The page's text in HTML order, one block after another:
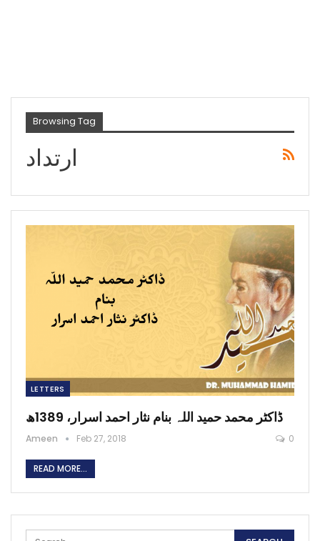
Browsing Tag
ارتداد
LETTERS
ڈاکٹر محمد حمید اللہ بنام نثار احمد اسرار، 1389ھ
Ameen Feb 27, 2018 0
READ MORE...